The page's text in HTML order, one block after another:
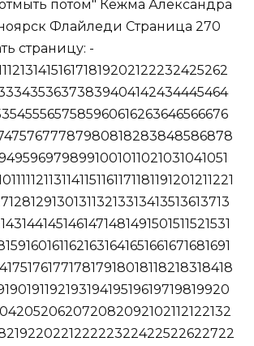
потом" Кежма Александра
Флайледи Страница 270
страницу: -